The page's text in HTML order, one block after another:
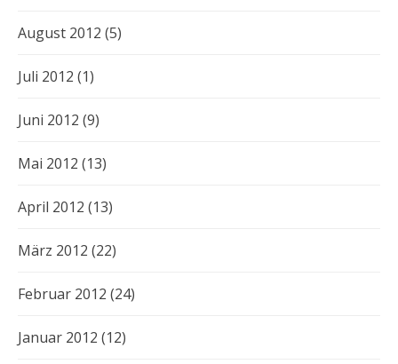
August 2012 (5)
Juli 2012 (1)
Juni 2012 (9)
Mai 2012 (13)
April 2012 (13)
März 2012 (22)
Februar 2012 (24)
Januar 2012 (12)